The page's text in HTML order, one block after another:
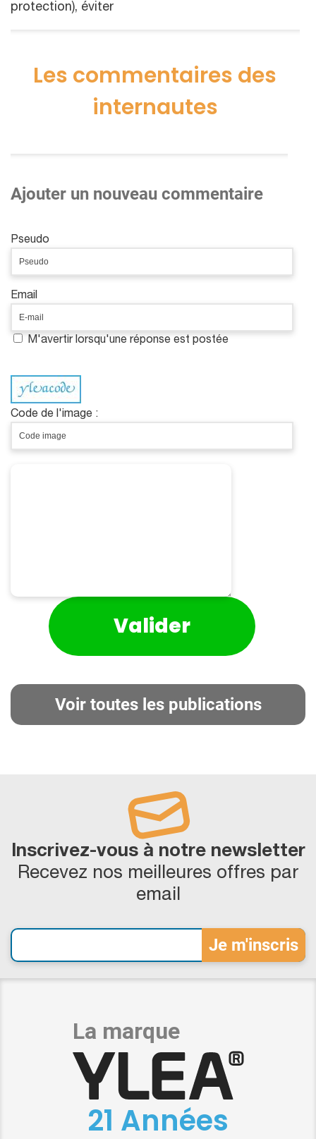
protection), éviter
Les commentaires des
internautes
Ajouter un nouveau commentaire
Pseudo
Email
M'avertir lorsqu'une réponse est postée
Code de l'image :
Voir toutes les publications
Inscrivez-vous à notre newsletter
Recevez nos meilleures offres par
email
21 Années